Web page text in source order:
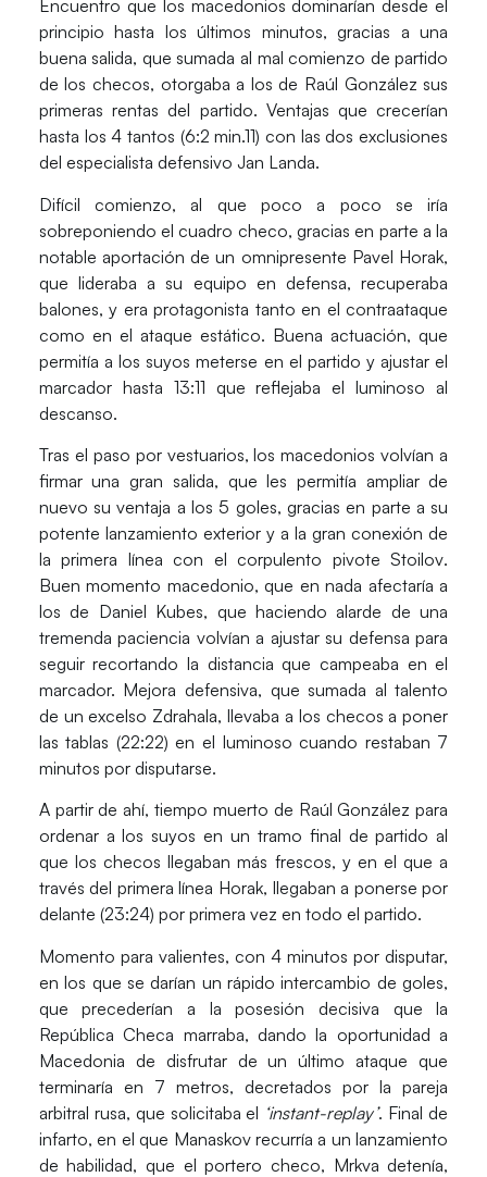
Encuentro que los macedonios dominarían desde el
principio hasta los últimos minutos, gracias a una
buena salida, que sumada al mal comienzo de partido
de los checos, otorgaba a los de Raúl González sus
primeras rentas del partido. Ventajas que crecerían
hasta los 4 tantos (6:2 min.11) con las dos exclusiones
del especialista defensivo Jan Landa.
Difícil comienzo, al que poco a poco se iría
sobreponiendo el cuadro checo, gracias en parte a la
notable aportación de un omnipresente Pavel Horak,
que lideraba a su equipo en defensa, recuperaba
balones, y era protagonista tanto en el contraataque
como en el ataque estático. Buena actuación, que
permitía a los suyos meterse en el partido y ajustar el
marcador hasta 13:11 que reflejaba el luminoso al
descanso.
Tras el paso por vestuarios, los macedonios volvían a
firmar una gran salida, que les permitía ampliar de
nuevo su ventaja a los 5 goles, gracias en parte a su
potente lanzamiento exterior y a la gran conexión de
la primera línea con el corpulento pivoteStoilov.
Buen momento macedonio, que en nada afectaría a
los de Daniel Kubes, que haciendo alarde de una
tremenda paciencia volvían a ajustar su defensa para
seguir recortando la distancia que campeaba en el
marcador. Mejora defensiva, que sumada al talento
de un excelso Zdrahala, llevaba a los checos a poner
las tablas (22:22) en el luminoso cuando restaban 7
minutos por disputarse.
A partir de ahí, tiempo muerto de Raúl González para
ordenar a los suyos en un tramo final de partido al
que los checos llegaban más frescos, y en el que a
través del primera línea Horak, llegaban a ponerse por
delante (23:24) por primera vez en todo el partido.
Momento para valientes, con 4 minutos por disputar,
en los que se darían un rápido intercambio de goles,
que precederían a la posesión decisiva que la
República Checa marraba, dando la oportunidad a
Macedonia de disfrutar de un último ataque que
terminaría en 7 metros, decretados por la pareja
arbitral rusa, que solicitaba el ‘instant-replay’. Final de
infarto, en el que Manaskovrecurría a un lanzamiento
de habilidad, que el portero checo, Mrkva detenía,